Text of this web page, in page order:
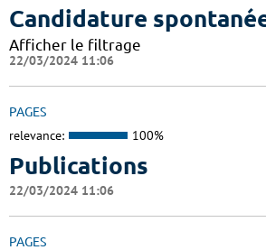
Candidature
Afficher le filtrage
22/03/2024 11:06
PAGES
relevance: 100%
Publications
22/03/2024 11:06
PAGES